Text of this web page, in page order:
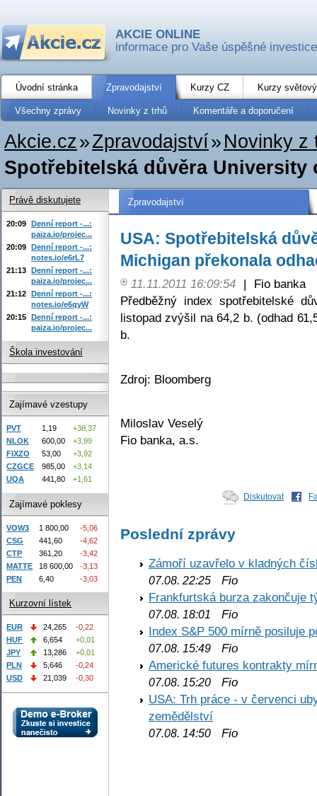
AKCIE ONLINE
informace pro Vaše úspěšné investice
Úvodní stránka Zpravodajství Kurzy CZ Kurzy
Všechny zprávy Novinky z trhů Komentáře a doporučení
Akcie.cz»Zpravodajství» Novinky z
Spotřebitelská důvěra University
Zpravodajství
USA: Spotřebitelská
Michigan překonala
11.11.2011 16:09:54 |
Fio banka
Předběžný index spotřebitelské
listopad zvýšil na 64,2 b. (odhad
b.
Zdroj: Bloomberg
Miloslav Veselý
Fio banka, a.s.
Diskutovat
Poslední zprávy
Zámoří uzavřelo v kladných
07.08. 22:25 Fio
Frankfurtská burza zakončuje
07.08. 18:01
Fio
Index S&P 500 mírně posiluje
07.08. 15:49 Fio
Americké futures kontrakty
07.08. 15:20 Fio
USA: Trh práce - v červenci
zemědělství
07.08. 14:50 Fio
Právě diskutujete
20:09 Denní report -...:
paiza.io/projec...
20:09 Denní report -...:
notes.io/e6rL7
21:13 Denní report -...:
paiza.io/projec...
21:12 Denní report -...:
notes.io/e6qyW
20:15 Denní report -...:
paiza.io/projec...
Škola investování
Zajímavé vzestupy
PVT 1,19
+38,37
NLOK
600,00
+3,99
FIXZO
53,00
+3,92
CZGCE
985,00
+3,14
UQA
441,80 +1,61
Zajímavé poklesy
VOW3 1 800,00
-5,06
CSG
441,60
-4,62
CTP
361,20
-3,42
MATTE
18 600,00
-3,13
PEN
6,40 -3,03
Kurzovní lístek
EUR 24,265
-0,22
HUF
6,654
+0,01
JPY
13,286
+0,01
PLN
5,646
-0,24
USD
21,039 -0,30